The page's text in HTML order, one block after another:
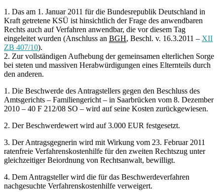
1. Das am 1. Januar 2011 für die Bundesrepublik Deutschland in
Kraft getretene KSÜ ist hinsichtlich der Frage des anwendbaren
Rechts auch auf Verfahren anwendbar, die vor diesem Tag
eingeleitet wurden (Anschluss an BGH, Beschl. v. 16.3.2011 – XII
ZB 407/10).
2. Zur vollständigen Aufhebung der gemeinsamen elterlichen Sorge
bei steten und massiven Herabwürdigungen eines Elternteils durch
den anderen.
1. Die Beschwerde des Antragstellers gegen den Beschluss des
Amtsgerichts – Familiengericht – in Saarbrücken vom 8. Dezember
2010 – 40 F 212/08 SO – wird auf seine Kosten zurückgewiesen.
2. Der Beschwerdewert wird auf 3.000 EUR festgesetzt.
3. Der Antragsgegnerin wird mit Wirkung vom 23. Februar 2011
ratenfreie Verfahrenskostenhilfe für den zweiten Rechtszug unter
gleichzeitiger Beiordnung von Rechtsanwalt, bewilligt.
4. Dem Antragsteller wird die für das Beschwerdeverfahren
nachgesuchte Verfahrenskostenhilfe verweigert.